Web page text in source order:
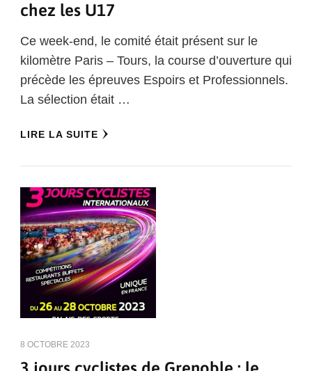
chez les U17
Ce week-end, le comité était présent sur le
kilomètre Paris – Tours, la course d’ouverture qui
précède les épreuves Espoirs et Professionnels.
La sélection était …
LIRE LA SUITE
8 OCTOBRE 2023